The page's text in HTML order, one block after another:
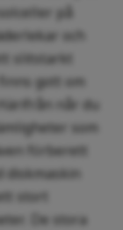
på
och
slitstarkt
gott om
når du
som
förberett
stort
De stora